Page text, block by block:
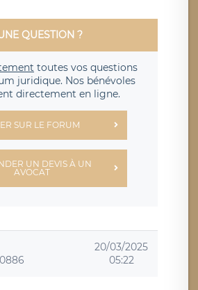
QUESTION ?
toutes vos questions
juridique. Nos bénévoles
directement en ligne.
SUR LE FORUM
UN DEVIS À UN
AVOCAT
20/03/2025
05:22